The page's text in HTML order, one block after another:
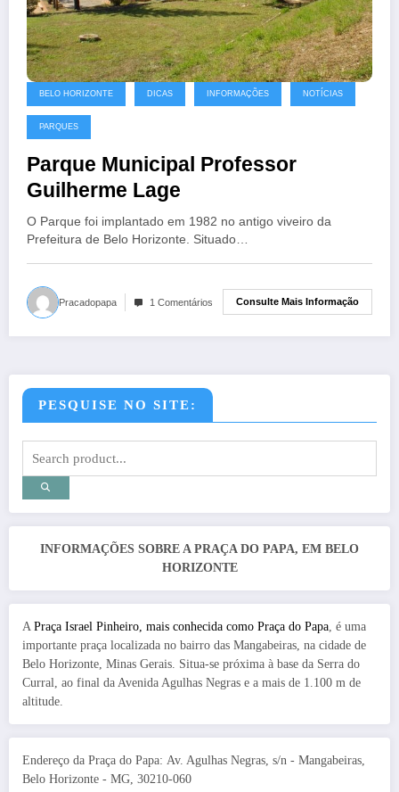
BELO HORIZONTE DICAS INFORMAÇÕES NOTÍCIAS
PARQUES
Parque Municipal Professor
Guilherme Lage
O Parque foi implantado em 1982 no antigo viveiro da
Prefeitura de Belo Horizonte. Situado…
Pracadopapa 1 Comentários Consulte Mais Informação
PESQUISE NO SITE:
INFORMAÇÕES SOBRE A PRAÇA DO PAPA, EM BELO
HORIZONTE
A Praça Israel Pinheiro, mais conhecida como Praça do Papa , é uma
importante praça localizada no bairro das Mangabeiras, na cidade de
Belo Horizonte, Minas Gerais. Situa-se próxima à base da Serra do
Curral, ao final da Avenida Agulhas Negras e a mais de 1.100 m de
altitude.
Endereço da Praça do Papa: Av. Agulhas Negras, s/n - Mangabeiras,
Belo Horizonte - MG, 30210-060